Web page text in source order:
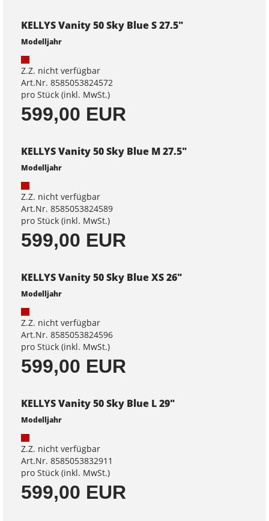
KELLYS Vanity 50 Sky Blue S 27.5"
Modelljahr
Z.Z. nicht verfügbar
Art.Nr. 8585053824572
pro Stück (inkl. MwSt.)
599,00 EUR
KELLYS Vanity 50 Sky Blue M 27.5"
Modelljahr
Z.Z. nicht verfügbar
Art.Nr. 8585053824589
pro Stück (inkl. MwSt.)
599,00 EUR
KELLYS Vanity 50 Sky Blue XS 26"
Modelljahr
Z.Z. nicht verfügbar
Art.Nr. 8585053824596
pro Stück (inkl. MwSt.)
599,00 EUR
KELLYS Vanity 50 Sky Blue L 29"
Modelljahr
Z.Z. nicht verfügbar
Art.Nr. 8585053832911
pro Stück (inkl. MwSt.)
599,00 EUR